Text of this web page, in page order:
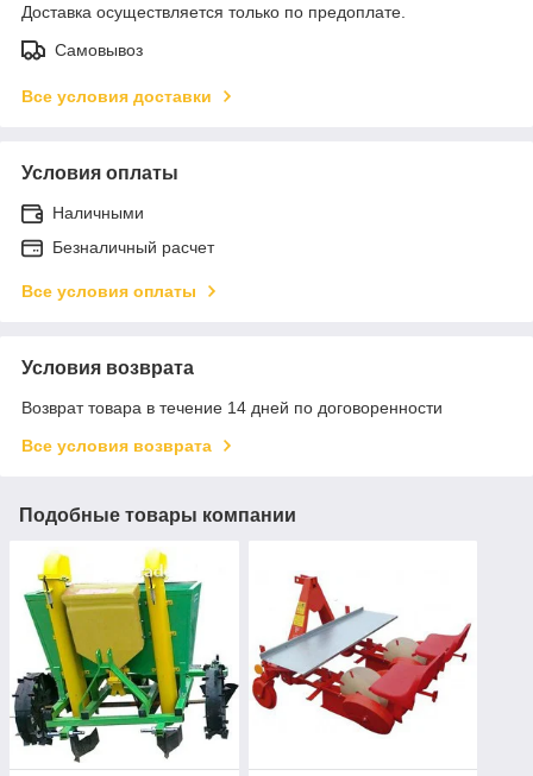
Доставка осуществляется только по предоплате.
Самовывоз
Все условия доставки
Условия оплаты
Наличными
Безналичный расчет
Все условия оплаты
Условия возврата
Возврат товара в течение 14 дней по договоренности
Все условия возврата
Подобные товары компании